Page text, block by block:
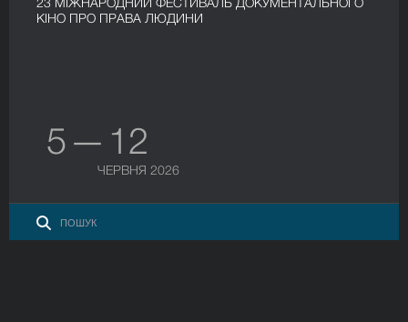
КІНО ПРО ПРАВА ЛЮДИНИ
5 — 12
ЧЕРВНЯ 2026